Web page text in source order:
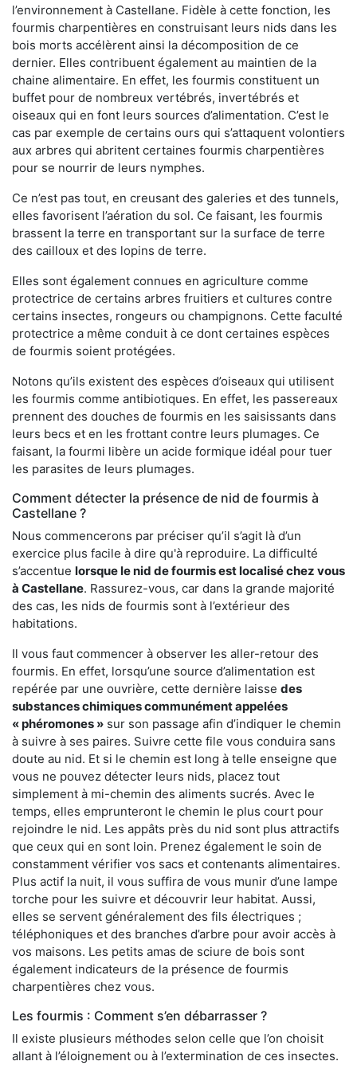
l’environnement à Castellane. Fidèle à cette fonction, les
fourmis charpentières en construisant leurs nids dans les
bois morts accélèrent ainsi la décomposition de ce
dernier. Elles contribuent également au maintien de la
chaine alimentaire. En effet, les fourmis constituent un
buffet pour de nombreux vertébrés, invertébrés et
oiseaux qui en font leurs sources d’alimentation. C’est le
cas par exemple de certains ours qui s’attaquent volontiers
aux arbres qui abritent certaines fourmis charpentières
pour se nourrir de leurs nymphes.
Ce n’est pas tout, en creusant des galeries et des tunnels,
elles favorisent l’aération du sol. Ce faisant, les fourmis
brassent la terre en transportant sur la surface de terre
des cailloux et des lopins de terre.
Elles sont également connues en agriculture comme
protectrice de certains arbres fruitiers et cultures contre
certains insectes, rongeurs ou champignons. Cette faculté
protectrice a même conduit à ce dont certaines espèces
de fourmis soient protégées.
Notons qu’ils existent des espèces d’oiseaux qui utilisent
les fourmis comme antibiotiques. En effet, les passereaux
prennent des douches de fourmis en les saisissants dans
leurs becs et en les frottant contre leurs plumages. Ce
faisant, la fourmi libère un acide formique idéal pour tuer
les parasites de leurs plumages.
Comment détecter la présence de nid de fourmis à
Castellane ?
Nous commencerons par préciser qu’il s’agit là d’un
exercice plus facile à dire qu'à reproduire. La difficulté
s’accentue lorsque le nid de fourmis est localisé chez vous
à Castellane. Rassurez-vous, car dans la grande majorité
des cas, les nids de fourmis sont à l’extérieur des
habitations.
Il vous faut commencer à observer les aller-retour des
fourmis. En effet, lorsqu’une source d’alimentation est
repérée par une ouvrière, cette dernière laisse des
substances chimiques communément appelées
« phéromones » sur son passage afin d’indiquer le chemin
à suivre à ses paires. Suivre cette file vous conduira sans
doute au nid. Et si le chemin est long à telle enseigne que
vous ne pouvez détecter leurs nids, placez tout
simplement à mi-chemin des aliments sucrés. Avec le
temps, elles emprunteront le chemin le plus court pour
rejoindre le nid. Les appâts près du nid sont plus attractifs
que ceux qui en sont loin. Prenez également le soin de
constamment vérifier vos sacs et contenants alimentaires.
Plus actif la nuit, il vous suffira de vous munir d’une lampe
torche pour les suivre et découvrir leur habitat. Aussi,
elles se servent généralement des fils électriques ;
téléphoniques et des branches d’arbre pour avoir accès à
vos maisons. Les petits amas de sciure de bois sont
également indicateurs de la présence de fourmis
charpentières chez vous.
Les fourmis : Comment s’en débarrasser ?
Il existe plusieurs méthodes selon celle que l’on choisit
allant à l’éloignement ou à l’extermination de ces insectes.